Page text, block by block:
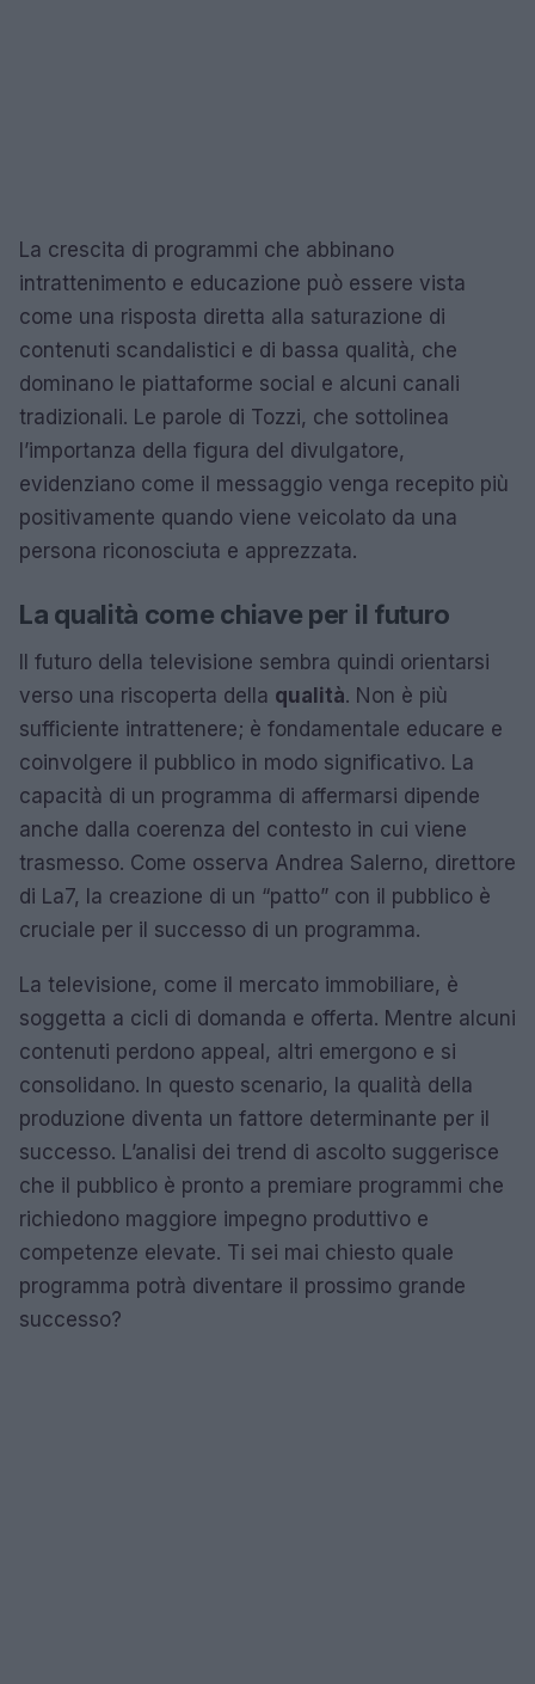
La crescita di programmi che abbinano
intrattenimento e educazione può essere vista
come una risposta diretta alla saturazione di
contenuti scandalistici e di bassa qualità, che
dominano le piattaforme social e alcuni canali
tradizionali. Le parole di Tozzi, che sottolinea
l’importanza della figura del divulgatore,
evidenziano come il messaggio venga recepito più
positivamente quando viene veicolato da una
persona riconosciuta e apprezzata.
La qualità come chiave per il futuro
Il futuro della televisione sembra quindi orientarsi
verso una riscoperta della qualità. Non è più
sufficiente intrattenere; è fondamentale educare e
coinvolgere il pubblico in modo significativo. La
capacità di un programma di affermarsi dipende
anche dalla coerenza del contesto in cui viene
trasmesso. Come osserva Andrea Salerno, direttore
di La7, la creazione di un “patto” con il pubblico è
cruciale per il successo di un programma.
La televisione, come il mercato immobiliare, è
soggetta a cicli di domanda e offerta. Mentre alcuni
contenuti perdono appeal, altri emergono e si
consolidano. In questo scenario, la qualità della
produzione diventa un fattore determinante per il
successo. L’analisi dei trend di ascolto suggerisce
che il pubblico è pronto a premiare programmi che
richiedono maggiore impegno produttivo e
competenze elevate. Ti sei mai chiesto quale
programma potrà diventare il prossimo grande
successo?